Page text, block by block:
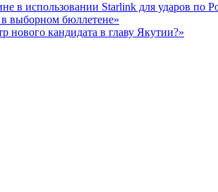
в использовании Starlink для ударов по
выборном бюллетене»
нового кандидата в главу Якутии?»